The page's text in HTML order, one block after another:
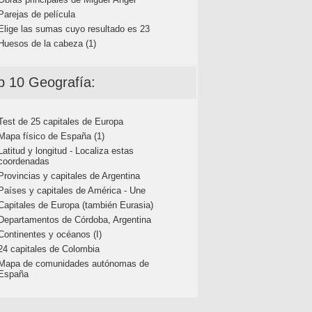
de película
las sumas cuyo resultado es 23
de la cabeza (1)
10 Geografía:
de 25 capitales de Europa
físico de España (1)
y longitud - Localiza estas
y capitales de Argentina
y capitales de América - Une
de Europa (también Eurasia)
de Córdoba, Argentina
y océanos (I)
capitales de Colombia
de comunidades autónomas de